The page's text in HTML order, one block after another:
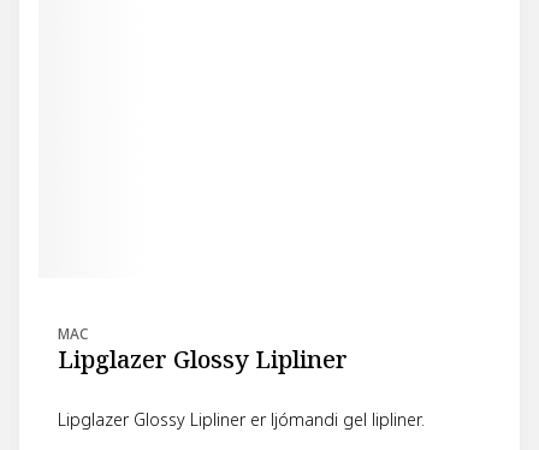
MAC
Lipglazer Glossy Lipliner
Lipglazer Glossy Lipliner er ljómandi gel lipliner.